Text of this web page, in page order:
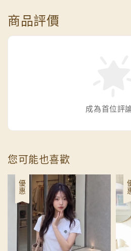
商品評價
成為首位評
您可能也喜歡
優惠